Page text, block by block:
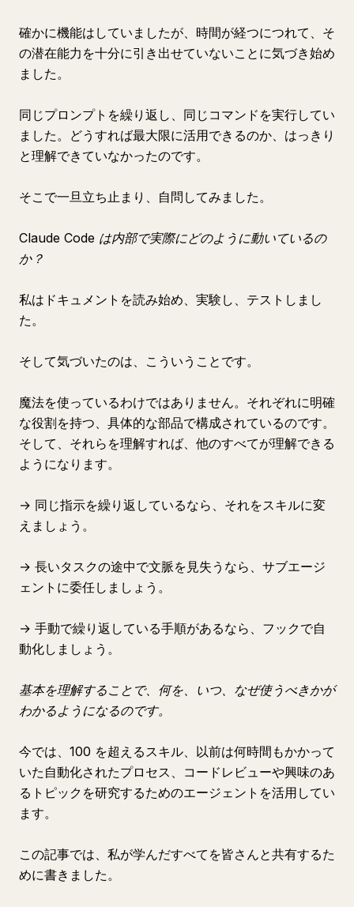
確かに機能はしていましたが、時間が経つにつれて、そ
の潜在能力を十分に引き出せていないことに気づき始め
ました。
同じプロンプトを繰り返し、同じコマンドを実行してい
ました。どうすれば最大限に活用できるのか、はっきり
と理解できていなかったのです。
そこで一旦立ち止まり、自問してみました。
Claude Code は内部で実際にどのように動いているの
か？
私はドキュメントを読み始め、実験し、テストしまし
た。
そして気づいたのは、こういうことです。
魔法を使っているわけではありません。それぞれに明確
な役割を持つ、具体的な部品で構成されているのです。
そして、それらを理解すれば、他のすべてが理解できる
ようになります。
→ 同じ指示を繰り返しているなら、それをスキルに変
えましょう。
→ 長いタスクの途中で文脈を見失うなら、サブエージ
ェントに委任しましょう。
→ 手動で繰り返している手順があるなら、フックで自
動化しましょう。
基本を理解することで、何を、いつ、なぜ使うべきかが
わかるようになるのです。
今では、100 を超えるスキル、以前は何時間もかかって
いた自動化されたプロセス、コードレビューや興味のあ
るトピックを研究するためのエージェントを活用してい
ます。
この記事では、私が学んだすべてを皆さんと共有するた
めに書きました。